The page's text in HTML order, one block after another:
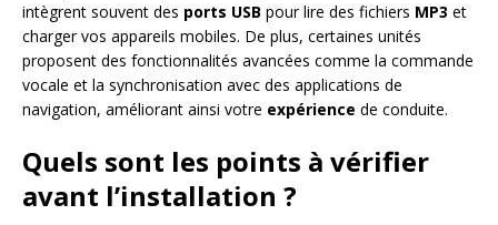
intègrent souvent des ports USB pour lire des fichiers MP3 et
charger vos appareils mobiles. De plus, certaines unités
proposent des fonctionnalités avancées comme la commande
vocale et la synchronisation avec des applications de
navigation, améliorant ainsi votre expérience de conduite.
Quels sont les points à vérifier
avant l’installation ?